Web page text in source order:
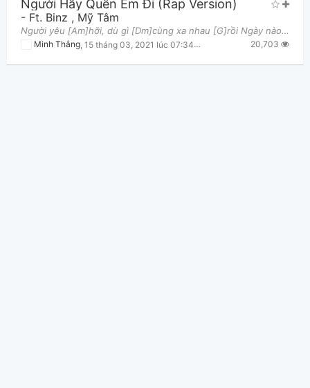
Người Hãy Quên Em Đi (Rap Version)
- Ft. Binz , Mỹ Tâm
Người yêu [Am]hỡi, dù gì [Dm]cùng xa nhau [G]rồi Ngày nào [C]chiếc hôn bao đêm [F]rã rời Giờ đã [D
Minh Thắng 15 tháng 03, 2021 lúc 07:34pm 20,703